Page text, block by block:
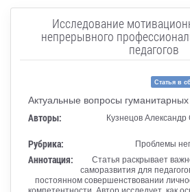
Исследование
непрерывного
педагогов
Статья в
Актуальные вопросы
Авторы:
Кузнецов
Рубрика: Проблемы
Аннотация:
Статья раскрывает
саморазвития для
постоянном совершенствовании
компетентности. Автор исследует, как